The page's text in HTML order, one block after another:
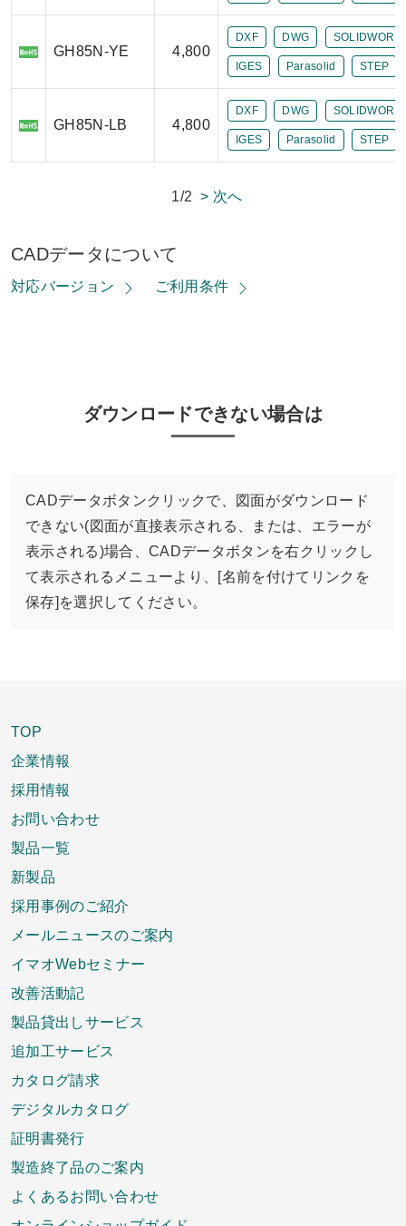
GH85N-YE 4,800
DXF DWG
IGES Parasolid STEP
GH85N-LB 4,800
DXF DWG
IGES Parasolid STEP
1/2 > 次へ
CADデータについて
対応バージョン ご利用条件
ダウンロードできない場合は
CADデータボタンクリックで、図面がダウンロード
できない(図面が直接表示される、または、エラーが
表示される)場合、CADデータボタンを右クリックし
て表示されるメニューより、[名前を付けてリンクを
保存]を選択してください。
TOP
企業情報
採用情報
お問い合わせ
製品一覧
新製品
採用事例のご紹介
メールニュースのご案内
イマオWebセミナー
改善活動記
製品貸出しサービス
追加工サービス
カタログ請求
デジタルカタログ
証明書発行
製造終了品のご案内
よくあるお問い合わせ